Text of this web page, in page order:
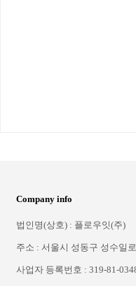
Company info
법인명(상호) : 플로우잇(주)
주소 : 서울시 성동구 성수일
사업자 등록번호 : 319-81-